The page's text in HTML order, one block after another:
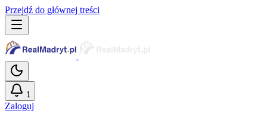
Przejdź do głównej treści
1
Zaloguj